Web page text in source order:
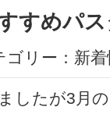
すめパ
リー： 新
したが3月